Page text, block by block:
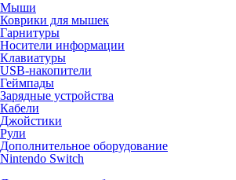
Мыши
Коврики для мышек
Гарнитуры
Носители информации
Клавиатуры
USB-накопители
Геймпады
Зарядные устройства
Кабели
Джойстики
Рули
Дополнительное оборудование
Nintendo Switch